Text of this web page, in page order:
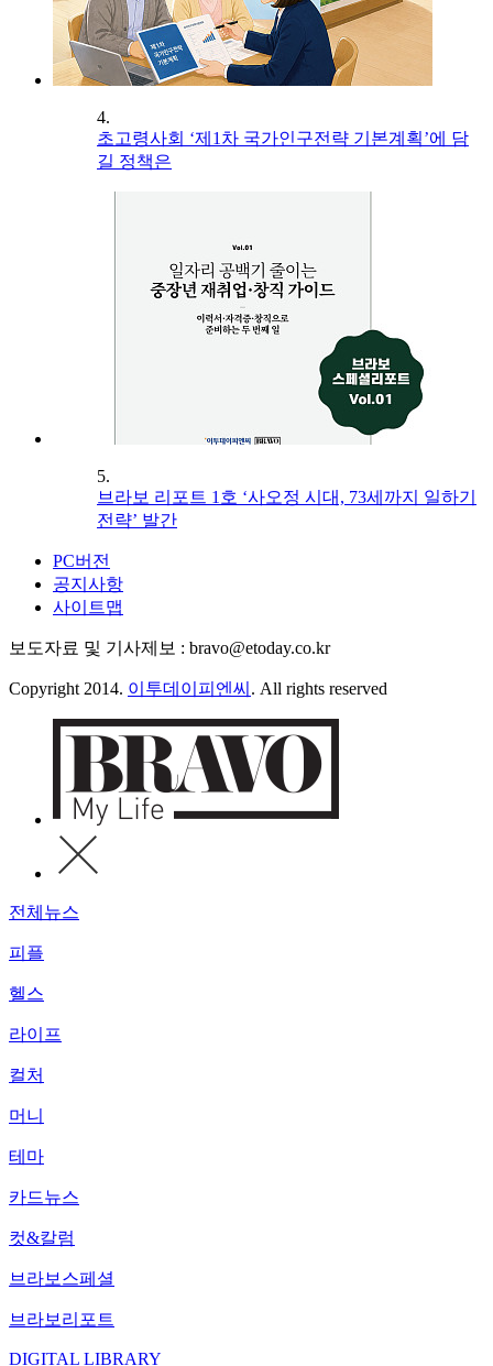
4.
초고령사회 ‘제1차 국가인구전략 기본계획’에 담
길 정책은
5.
브라보 리포트 1호 ‘사오정 시대, 73세까지 일하기
전략’ 발간
PC버전
공지사항
사이트맵
보도자료 및 기사제보 : bravo@etoday.co.kr
Copyright 2014. 이투데이피엔씨 . All rights reserved
전체뉴스
피플
헬스
라이프
컬처
머니
테마
카드뉴스
컷&칼럼
브라보스페셜
브라보리포트
DIGITAL LIBRARY